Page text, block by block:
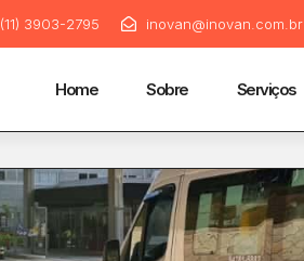
(11) 3903-2795 inovan@inovan.com.br
Home Sobre Serviços